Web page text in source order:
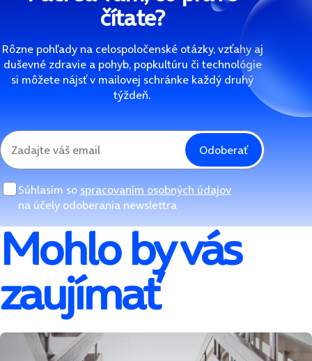
čítate?
Rôzne pohľady na celospoločenské otázky, vzťahy aj
duševné zdravie a pohyb, popkultúru či technológie
si môžete nájsť v mailovej schránke každý druhý
týždeň.
Odoberať
Súhlasím so spracovaním osobných údajov
na účely odoberania newslettra
Mohlo by vás
zaujímať